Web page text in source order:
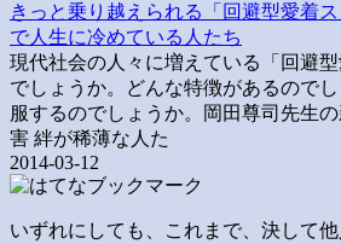
きっと乗り越えられる「回避型愛着
で人生に冷めている人たち
現代社会の人々に増えている「回避
でしょうか。どんな特徴があるので
服するのでしょうか。岡田尊司先生
害 絆が稀薄な人た
2014-03-12
いずれにしても、これまで、決して